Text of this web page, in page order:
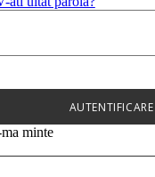
AUTENTIFICARE
minte